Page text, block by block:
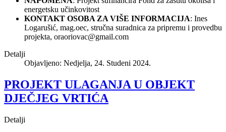
energetsku učinkovitost
KONTAKT OSOBA ZA VIŠE INFORMACIJA: Ines
Logarušić, mag.oec, stručna suradnica za pripremu i provedbu
projekta, oraoriovac@gmail.com
Detalji
Objavljeno: Nedjelja, 24. Studeni 2024.
PROJEKT ULAGANJA U OBJEKT
DJEČJEG VRTIĆA
Detalji